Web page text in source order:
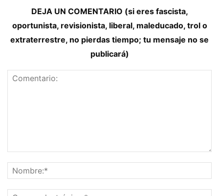
DEJA UN COMENTARIO (si eres fascista,
oportunista, revisionista, liberal, maleducado, trol o
extraterrestre, no pierdas tiempo; tu mensaje no se
publicará)